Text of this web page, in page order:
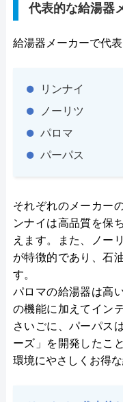
代表的な給湯器
給湯器メーカーで代
リンナイ
ノーリツ
パロマ
パーパス
それぞれのメーカー
ンナイは高品質を保
えます。また、ノー
が特徴的であり、石
す。
パロマの給湯器は高
の機能に加えてイン
さいごに、パーパス
ーズ」を開発したこ
環境にやさしくお得